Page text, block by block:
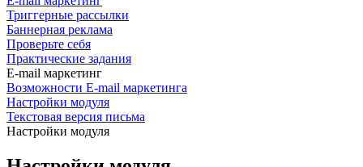
Триггерные рассылки
Баннерная реклама
Проверьте себя
Практические задания
E-mail маркетинг
Возможности E-mail маркетинга
Настройки модуля
Текстовая версия письма
Настройки модуля